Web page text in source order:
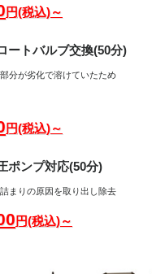
円(税込)～
ートバルブ交換(50分)
分が劣化で溶けていたため
円(税込)～
ポンプ対応(50分)
まりの原因を取り出し除去
円(税込)～